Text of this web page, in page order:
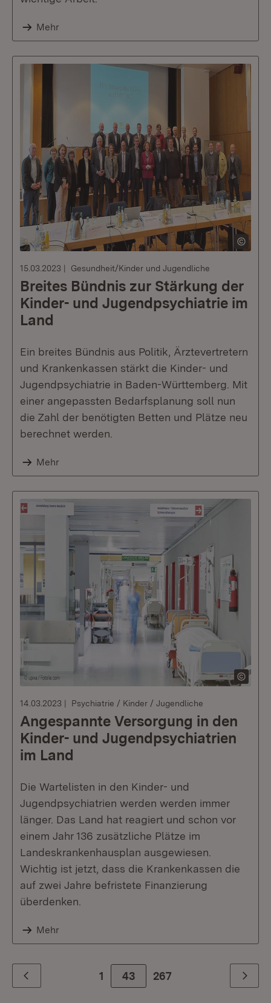
Mehr
15.03.2023 Gesundheit/Kinder und Jugendliche
Breites Bündnis zur Stärkung der
Kinder- und Jugendpsychiatrie im
Land
Ein breites Bündnis aus Politik, Ärztevertretern
und Krankenkassen stärkt die Kinder- und
Jugendpsychiatrie in Baden-Württemberg. Mit
einer angepassten Bedarfsplanung soll nun
die Zahl der benötigten Betten und Plätze neu
berechnet werden.
Mehr
14.03.2023 Psychiatrie / Kinder / Jugendliche
Angespannte Versorgung in den
Kinder- und Jugendpsychiatrien
im Land
Die Wartelisten in den Kinder- und
Jugendpsychiatrien werden werden immer
länger. Das Land hat reagiert und schon vor
einem Jahr 136 zusätzliche Plätze im
Landeskrankenhausplan ausgewiesen.
Wichtig ist jetzt, dass die Krankenkassen die
auf zwei Jahre befristete Finanzierung
überdenken.
Mehr
Zurück 1 43 Zur letzte Seite
267 Weiter